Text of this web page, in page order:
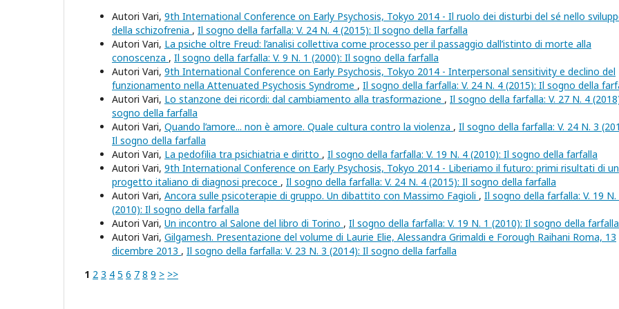
Autori Vari, 9th International Conference on Early Psychosis, Tokyo 2014 - Il ruolo dei disturbi del sé nello
della schizofrenia , Il sogno della farfalla: V. 24 N. 4 (2015): Il sogno della farfalla
Autori Vari, La psiche oltre Freud: l’analisi collettiva come processo per il passaggio dall’istinto di morte alla
conoscenza , Il sogno della farfalla: V. 9 N. 1 (2000): Il sogno della farfalla
Autori Vari, 9th International Conference on Early Psychosis, Tokyo 2014 - Interpersonal sensitivity e declino del
funzionamento nella Attenuated Psychosis Syndrome , Il sogno della farfalla: V. 24 N. 4 (2015): Il sogno della
Autori Vari, Lo stanzone dei ricordi: dal cambiamento alla trasformazione , Il sogno della farfalla: V. 27 N. 4
sogno della farfalla
Autori Vari, Quando l’amore... non è amore. Quale cultura contro la violenza , Il sogno della farfalla: V. 24 N. 3
Il sogno della farfalla
Autori Vari, La pedofilia tra psichiatria e diritto , Il sogno della farfalla: V. 19 N. 4 (2010): Il sogno della farfalla
Autori Vari, 9th International Conference on Early Psychosis, Tokyo 2014 - Liberiamo il futuro: primi risultati di un
progetto italiano di diagnosi precoce , Il sogno della farfalla: V. 24 N. 4 (2015): Il sogno della farfalla
Autori Vari, Ancora sulle psicoterapie di gruppo. Un dibattito con Massimo Fagioli , Il sogno della farfalla: V. 19 N.
(2010): Il sogno della farfalla
Autori Vari, Un incontro al Salone del libro di Torino , Il sogno della farfalla: V. 19 N. 1 (2010): Il sogno della farfalla
Autori Vari, Gilgamesh. Presentazione del volume di Laurie Elie, Alessandra Grimaldi e Forough Raihani Roma, 13
dicembre 2013 , Il sogno della farfalla: V. 23 N. 3 (2014): Il sogno della farfalla
1 2 3 4 5 6 7 8 9 > >>